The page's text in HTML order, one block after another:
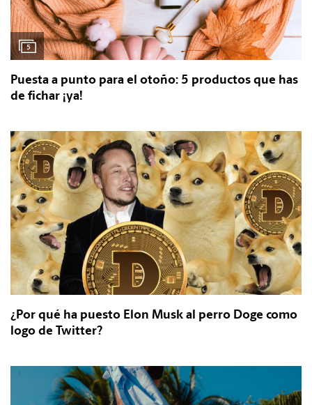
5
Puesta a punto para el otoño: 5 productos que has
de fichar ¡ya!
¿Por qué ha puesto Elon Musk al perro Doge como
logo de Twitter?